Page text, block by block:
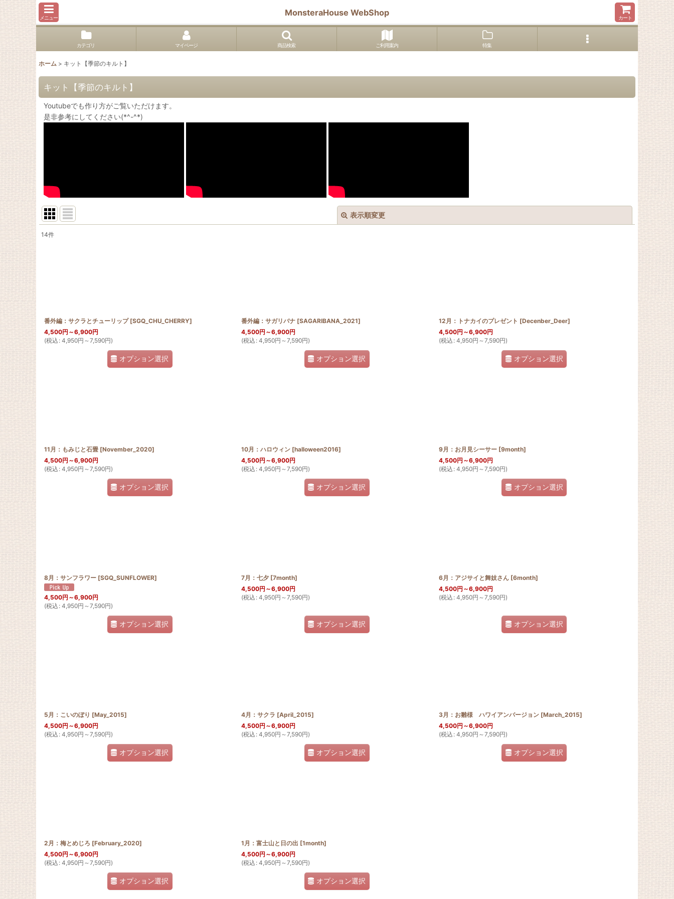
メニュー
MonsteraHouse WebShop
カート
カテゴリ マイページ 商品検索 ご利用案内 特集
ホーム > キット【季節のキルト】
キット【季節のキルト】
Youtubeでも作り方がご覧いただけます。
是非参考にしてください(*^-^*)
表示順変更
14件
番外編：サクラとチューリップ [SGQ_CHU_CHERRY]
4,500円 ～6,900円
(税込 : 4,950円 ～7,590円)
オプション選択
番外編：サガリバナ [SAGARIBANA_2021]
4,500円 ～6,900円
(税込 : 4,950円 ～7,590円)
オプション選択
12月：トナカイのプレゼント [Decenber_Deer]
4,500円 ～6,900円
(税込 : 4,950円 ～7,590円)
オプション選択
11月：もみじと石畳 [November_2020]
4,500円 ～6,900円
(税込 : 4,950円 ～7,590円)
オプション選択
10月：ハロウィン [halloween2016]
4,500円 ～6,900円
(税込 : 4,950円 ～7,590円)
オプション選択
9月：お月見シーサー [9month]
4,500円 ～6,900円
(税込 : 4,950円 ～7,590円)
オプション選択
8月：サンフラワー [SGQ_SUNFLOWER]
4,500円 ～6,900円
(税込 : 4,950円 ～7,590円)
オプション選択
7月：七夕 [7month]
4,500円 ～6,900円
(税込 : 4,950円 ～7,590円)
オプション選択
6月：アジサイと舞妓さん [6month]
4,500円 ～6,900円
(税込 : 4,950円 ～7,590円)
オプション選択
5月：こいのぼり [May_2015]
4,500円 ～6,900円
(税込 : 4,950円 ～7,590円)
オプション選択
4月：サクラ [April_2015]
4,500円 ～6,900円
(税込 : 4,950円 ～7,590円)
オプション選択
3月：お雛様 ハワイアンバージョン [March_2015]
4,500円 ～6,900円
(税込 : 4,950円 ～7,590円)
オプション選択
2月：梅とめじろ [February_2020]
4,500円 ～6,900円
(税込 : 4,950円 ～7,590円)
オプション選択
1月：富士山と日の出 [1month]
4,500円 ～6,900円
(税込 : 4,950円 ～7,590円)
オプション選択